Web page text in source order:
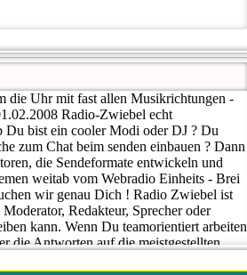
die Uhr mit fast allen Musikrichtungen -
Radio-Zwiebel echt
bist ein cooler Modi oder DJ ? Du
zum Chat beim senden einbauen ? Dann
die Sendeformate entwickeln und
weitab vom Webradio Einheits - Brei
wir genau Dich ! Radio Zwiebel ist
Redakteur, Sprecher oder
kann. Wenn Du teamorientiert arbeiten
die Antworten auf die meistgestellten